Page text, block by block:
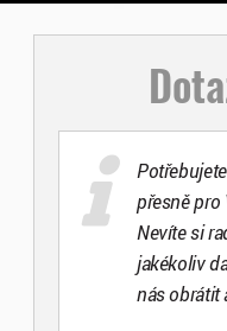
přesně pro
Nevíte si
jakékoliv
nás obrátit